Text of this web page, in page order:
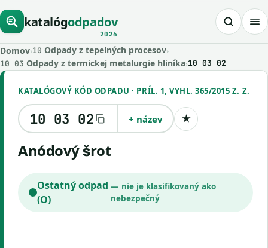
katalógodpadov
2026
Domov›10 Odpady z tepelných procesov›
10 03 Odpady z termickej metalurgie hliníka›10 03 02
KATALÓGOVÝ KÓD ODPADU · PRÍL. 1, VYHL. 365/2015 Z. Z.
10 03 02 + název ★Uložiť kód
anódový šrot
Ostatný odpad
(O)
— nie je klasifikovaný ako
nebezpečný